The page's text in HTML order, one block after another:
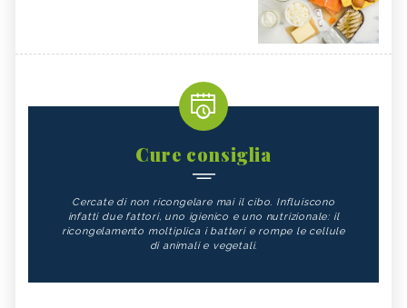
Cure consiglia
Cercate di non ricongelare mai il cibo. Influiscono
infatti due fattori, uno igienico e uno nutrizionale: il
ricongelamento moltiplica i batteri e rompe le cellule
di animali e vegetali.